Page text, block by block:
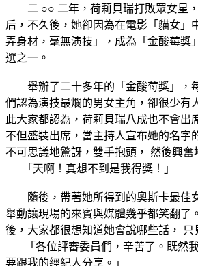
二 ○○ 二年，荷莉貝瑞打敗眾女星，
后，不久後，她卻因為在電影「貓女」
弄身材，毫無演技」，成為「金酸莓獎
選之一。
舉辦了二十多年的「金酸莓獎」，
們認為演技最爛的男女主角，卻很少有
此大家都認為，荷莉貝瑞八成也不會出
不但盛裝出席，當主持人宣布她的名字
不可思議地驚訝，雙手抱頭， 然後興奮
「天啊！真想不到是我得獎！」
隨後，帶著她所得到的奧斯卡最佳
舉動讓現場的來賓與媒體幾乎都笑翻了
後，大家都很想知道她會說哪些話， 只
「各位評審委員們，辛苦了。既然
要跟我的經紀人分享。」